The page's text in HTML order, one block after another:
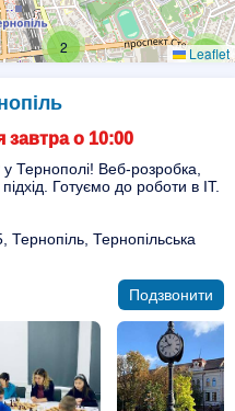
3
2 Leaflet
завтра о 10:00
Тернополі! Веб-розробка,
Готуємо до роботи в IT.
Тернопіль, Тернопільська
Подзвонити